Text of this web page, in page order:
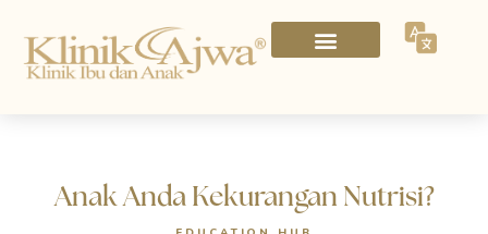
Anak Anda Kekurangan Nutrisi?